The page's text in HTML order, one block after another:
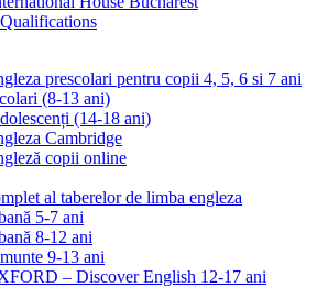
prescolari pentru copii 4, 5, 6 si 7 ani
(8-13 ani)
(14-18 ani)
Cambridge
copii online
al taberelor de limba engleza
5-7 ani
8-12 ani
9-13 ani
– Discover English 12-17 ani